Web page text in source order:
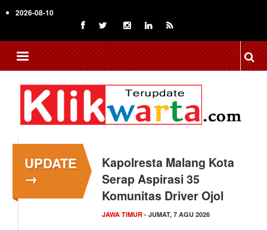
to
content
2026-08-10
UPDATE
→
Kapolresta Malang Kota
Serap Aspirasi 35
Komunitas Driver Ojol
JAWA TIMUR - JUMAT, 7 AGU 2026